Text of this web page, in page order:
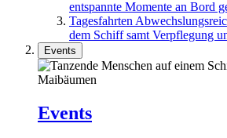
entspannte Momente an Bord
Tagesfahrten
dem Schiff samt Verpflegung
Events
Events